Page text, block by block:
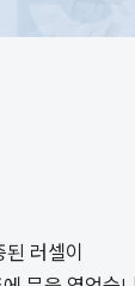
러셀이